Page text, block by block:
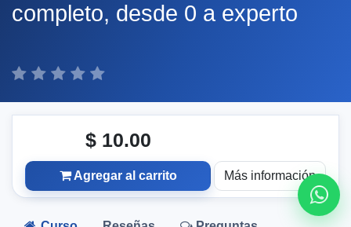
completo, desde 0 a experto
$ 10.00
Agregar al carrito Más información